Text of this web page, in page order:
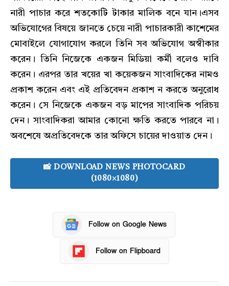
নারী পাচার করে শতকোটি টাকার মালিক বনে যান।এসব
অভিযোগের বিষয়ে জানতে চেয়ে নারী পাচারকারী কাশেমের
মোবাইলে যোগাযোগ করলে তিনি সব অভিযোগ অস্বীকার
করেন। তিনি নিজেকে একজন মিডিয়া কর্মী বলেও দাবি
করেন। এরপর তার খয়ের খা কয়েকজন সাংবাদিকের নামও
প্রকাশ করেন এবং এই প্রতিবেদন প্রকাশ ন করতে অনুরোধ
করেন। সে নিজেকে একজন বড় মাপের সাংবাদিক পরিচয়
দেন। সাংবাদিকরা আমার কোনো ক্ষতি করতে পারবে না।
অবশেষে অপ্রতিবেদকে তার অফিসে চায়ের দাওয়াত দেন।
📸 DOWNLOAD NEWS PHOTOCARD
(1080×1080)
Follow on Google News
Follow on Flipboard